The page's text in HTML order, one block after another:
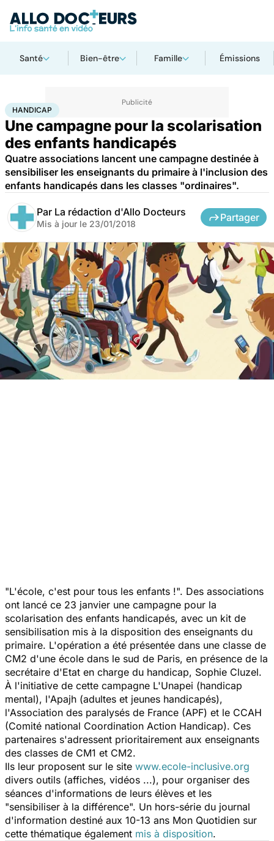
Santé Bien-être Famille Émissions
AccueilSanté Maladies
HANDICAP
Une campagne pour la scolarisation
des enfants handicapés
Quatre associations lancent une campagne destinée à
sensibiliser les enseignants du primaire à l'inclusion des
enfants handicapés dans les classes "ordinaires".
Par La rédaction d'Allo Docteurs
Mis à jour le 23/01/2018
Partager
"L'école, c'est pour tous les enfants !". Des associations
ont lancé ce 23 janvier une campagne pour la
scolarisation des enfants handicapés, avec un kit de
sensibilisation mis à la disposition des enseignants du
primaire. L'opération a été présentée dans une classe de
CM2 d'une école dans le sud de Paris, en présence de la
secrétaire d'Etat en charge du handicap, Sophie Cluzel.
À l'initiative de cette campagne L'Unapei (handicap
mental), l'Apajh (adultes et jeunes handicapés),
l'Association des paralysés de France (APF) et le CCAH
(Comité national Coordination Action Handicap). Ces
partenaires s'adressent prioritairement aux enseignants
des classes de CM1 et CM2.
Ils leur proposent sur le site www.ecole-inclusive.org
divers outils (affiches, vidéos ...), pour organiser des
séances d'informations de leurs élèves et les
"sensibiliser à la différence". Un hors-série du journal
d'information destiné aux 10-13 ans Mon Quotidien sur
cette thématique également mis à disposition.